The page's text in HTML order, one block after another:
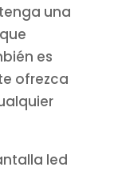
una
es
ofrezca
led